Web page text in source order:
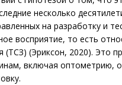
несколько
на разработку и
восприятие, то есть
(ТСЗ) (Эриксон, 2020). Это
включая оптометрию,